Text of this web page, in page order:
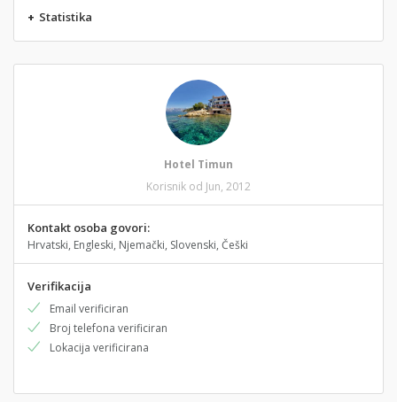
+ Statistika
Hotel Timun
Korisnik od Jun, 2012
Kontakt osoba govori:
Hrvatski, Engleski, Njemački, Slovenski, Češki
Verifikacija
Email verificiran
Broj telefona verificiran
Lokacija verificirana